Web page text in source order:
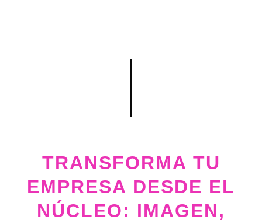
TRANSFORMA TU
EMPRESA DESDE EL
NÚCLEO: IMAGEN,